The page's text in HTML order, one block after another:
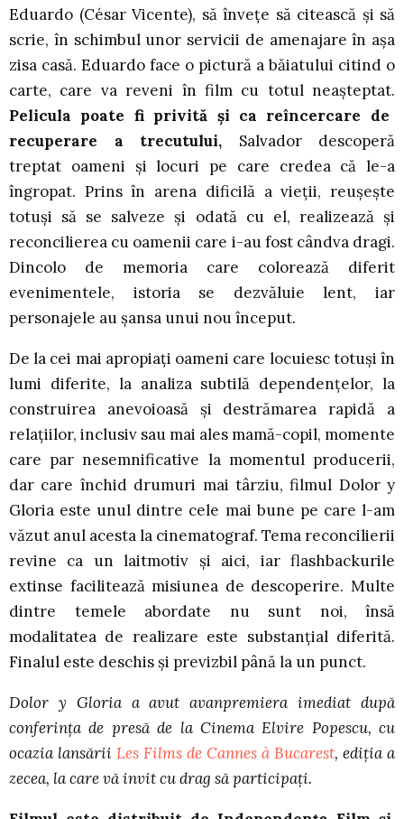
Eduardo (César Vicente), să învețe să citească și să
scrie, în schimbul unor servicii de amenajare în așa
zisa casă. Eduardo face o pictură a băiatului citind o
carte, care va reveni în film cu totul neașteptat.
Pelicula poate fi privită și ca reîncercare de
recuperare a trecutului, Salvador descoperă
treptat oameni și locuri pe care credea că le-a
îngropat. Prins în arena dificilă a vieții, reușește
totuși să se salveze și odată cu el, realizează și
reconcilierea cu oamenii care i-au fost cândva dragi.
Dincolo de memoria care colorează diferit
evenimentele, istoria se dezvăluie lent, iar
personajele au șansa unui nou început.
De la cei mai apropiați oameni care locuiesc totuși în
lumi diferite, la analiza subtilă dependențelor, la
construirea anevoioasă și destrămarea rapidă a
relațiilor, inclusiv sau mai ales mamă-copil, momente
care par nesemnificative la momentul producerii,
dar care închid drumuri mai târziu, filmul Dolor y
Gloria este unul dintre cele mai bune pe care l-am
văzut anul acesta la cinematograf. Tema reconcilierii
revine ca un laitmotiv și aici, iar flashbackurile
extinse facilitează misiunea de descoperire. Multe
dintre temele abordate nu sunt noi, însă
modalitatea de realizare este substanțial diferită.
Finalul este deschis și previzbil până la un punct.
Dolor y Gloria a avut avanpremiera imediat după
conferința de presă de la Cinema Elvire Popescu, cu
ocazia lansării Les Films de Cannes à Bucarest, ediția a
zecea, la care vă invit cu drag să participați.